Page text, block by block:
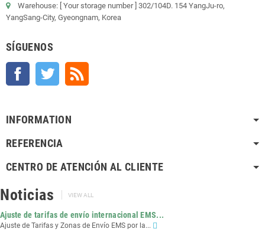
Warehouse: [ Your storage number ] 302/104D. 154 YangJu-ro,
YangSang-City, Gyeongnam, Korea
SÍGUENOS
Facebook Twitter
INFORMATION
REFERENCIA
CENTRO DE ATENCIÓN AL CLIENTE
Noticias VIEW ALL
Ajuste de tarifas de envío internacional EMS...
Ajuste de Tarifas y Zonas de Envío EMS por la...